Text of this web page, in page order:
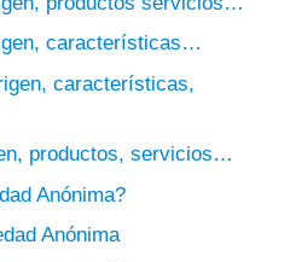
características…
características,
productos, servicios…
Anónima?
Anónima